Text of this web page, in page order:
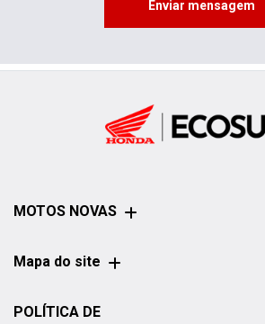
Enviar mensagem
MOTOS NOVAS
Mapa do site
POLÍTICA DE